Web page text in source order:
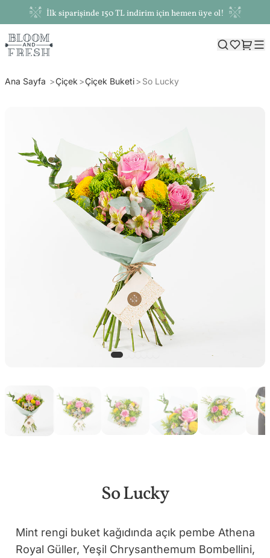
İlk siparişinde 150 TL indirim için hemen üye ol!
Ana Sayfa Çiçek Çiçek Buketi So Lucky
So Lucky
Mint rengi buket kağıdında açık pembe Athena
Royal Güller, Yeşil Chrysanthemum Bombellini,